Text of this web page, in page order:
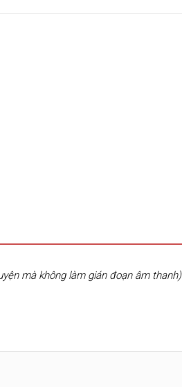
mà không làm gián đoạn âm thanh)